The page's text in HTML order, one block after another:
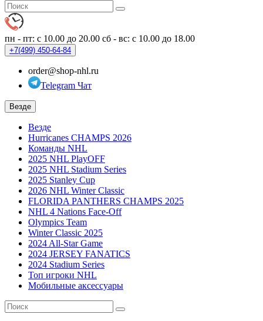
пн - пт: с 10.00 до 20.00 сб - вс: с 10.00 до 18.00
+7(499) 450-64-84
order@shop-nhl.ru
Telegram Чат
Везде
Везде
Hurricanes CHAMPS 2026
Команды NHL
2025 NHL PlayOFF
2025 NHL Stadium Series
2025 Stanley Cup
2026 NHL Winter Classic
FLORIDA PANTHERS CHAMPS 2025
NHL 4 Nations Face-Off
Olympics Team
Winter Classic 2025
2024 All-Star Game
2024 JERSEY FANATICS
2024 Stadium Series
Топ игроки NHL
Мобильные аксессуары